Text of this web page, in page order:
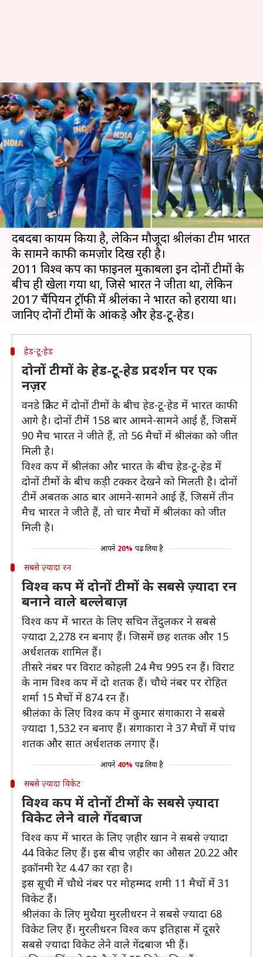
विश्व कप 2019: श्रीलंका और भारत के
विश्व कप के आंकड़े और पिच रिपोर्ट
लेखन मोहम्मद वाहिद Jul 05, 2019 05:30 pm
क्या है खबर?
2019 क्रिकेट विश्व कप के 44वें मुकाबले में श्रीलंका और
भारत की क्रिकेट टीमें आमने-सामने होंगी।
विश्व कप में श्रीलंका ने भारत के सामने हमेशा अपना
दबदबा कायम किया है, लेकिन मौजूदा श्रीलंका टीम भारत
के सामने काफी कमज़ोर दिख रही है।
2011 विश्व कप का फाइनल मुकाबला इन दोनों टीमों के
बीच ही खेला गया था, जिसे भारत ने जीता था, लेकिन
2017 चैंपियन ट्रॉफी में श्रीलंका ने भारत को हराया था।
हेड-टू-हेड
दोनों टीमों के हेड-टू-हेड प्रदर्शन पर एक
नज़र
वनडे क्रिकेट में दोनों टीमों के बीच हेड-टू-हेड में भारत काफी
आगे है। दोनों टीमें 158 बार आमने-सामने आई हैं, जिसमें
90 मैच भारत ने जीते हैं, तो 56 मैचों में श्रीलंका को जीत
मिली है।
विश्व कप में श्रीलंका और भारत के बीच हेड-टू-हेड में
दोनों टीमों के बीच कड़ी टक्कर देखने को मिलती है। दोनों
टीमें अबतक आठ बार आमने-सामने आई हैं, जिसमें तीन
मैच भारत ने जीते हैं, तो चार मैचों में श्रीलंका को जीत
मिली है।
आपने 20% पढ़ लिया है
सबसे ज़्यादा रन
विश्व कप में दोनों टीमों के सबसे ज़्यादा रन
बनाने वाले बल्लेबाज़
विश्व कप में भारत के लिए सचिन तेंदुलकर ने सबसे
ज़्यादा 2,278 रन बनाए हैं। जिसमें छह शतक और 15
अर्धशतक शामिल हैं।
तीसरे नंबर पर विराट कोहली 24 मैच 995 रन हैं। विराट
के नाम विश्व कप में दो शतक हैं। चौथे नंबर पर रोहित
शर्मा 15 मैचों में 874 रन हैं।
श्रीलंका के लिए विश्व कप में कुमार संगाकारा ने सबसे
ज़्यादा 1,532 रन बनाए हैं। संगाकारा ने 37 मैचों में पांच
शतक और सात अर्धशतक लगाए हैं।
आपने 40% पढ़ लिया है
सबसे ज़्यादा विकेट
विश्व कप में दोनों टीमों के सबसे ज़्यादा
विकेट लेने वाले गेंदबाज
विश्व कप में भारत के लिए ज़हीर खान ने सबसे ज़्यादा
44 विकेट लिए हैं। इस बीच ज़हीर का औसत 20.22 और
इकॉनमी रेट 4.47 का रहा है।
इस सूची में चौथे नंबर पर मोहम्मद शमी 11 मैचों में 31
विकेट हैं।
श्रीलंका के लिए मुथैया मुरलीधरन ने सबसे ज़्यादा 68
विकेट लिए हैं। मुरलीधरन विश्व कप इतिहास में दूसरे
सबसे ज़्यादा विकेट लेने वाले गेंदबाज भी हैं।